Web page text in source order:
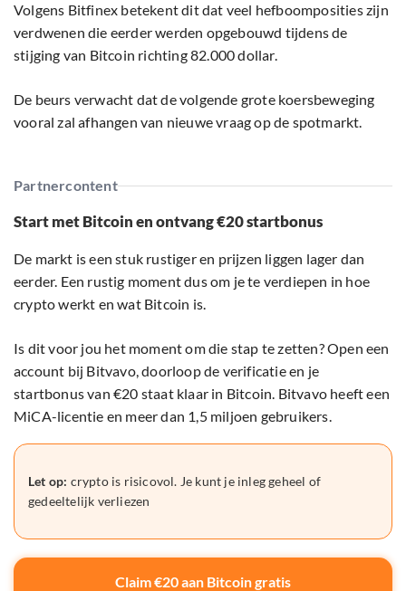
Volgens Bitfinex betekent dit dat veel hefboomposities zijn
verdwenen die eerder werden opgebouwd tijdens de
stijging van Bitcoin richting 82.000 dollar.
De beurs verwacht dat de volgende grote koersbeweging
vooral zal afhangen van nieuwe vraag op de spotmarkt.
Partnercontent
Start met Bitcoin en ontvang €20 startbonus
De markt is een stuk rustiger en prijzen liggen lager dan
eerder. Een rustig moment dus om je te verdiepen in hoe
crypto werkt en wat Bitcoin is.
Is dit voor jou het moment om die stap te zetten? Open een
account bij Bitvavo, doorloop de verificatie en je
startbonus van €20 staat klaar in Bitcoin. Bitvavo heeft een
MiCA-licentie en meer dan 1,5 miljoen gebruikers.
Let op: crypto is risicovol. Je kunt je inleg geheel of
gedeeltelijk verliezen
Claim €20 aan Bitcoin gratis